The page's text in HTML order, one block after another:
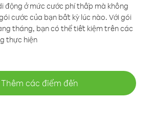
động ở mức cước phí thấp mà không
cước của bạn bất kỳ lúc nào. Với gói
tháng, bạn có thể tiết kiệm trên các
thực hiện
Thêm các điểm đến